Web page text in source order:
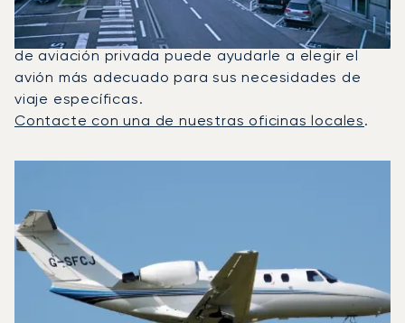
NG fueron los jets privados más utilizados para
vuelos entre Niza y Venecia. Un asesor dedicado
de aviación privada puede ayudarle a elegir el
avión más adecuado para sus necesidades de
viaje específicas.
Contacte con una de nuestras oficinas locales.
Autonomía (NM)